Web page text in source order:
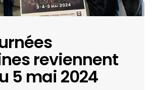
reviennent
5 mai 2024